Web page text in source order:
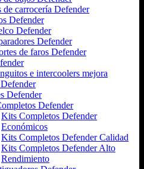
de carrocería Defender
Defender
Defender
Defender
de faros Defender
e intercoolers mejora
Defender
Defender
Kits Completos Defender
Económicos
Kits Completos Defender Calidad
Kits Completos Defender Alto
Rendimiento